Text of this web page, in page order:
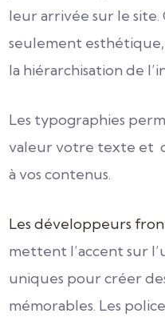
leur arrivée sur le site.
seulement esthétique,
la hiérarchisation de
Les typographies
valeur votre texte et
à vos contenus.
Les développeurs
mettent l’accent sur
uniques pour créer
mémorables. Les